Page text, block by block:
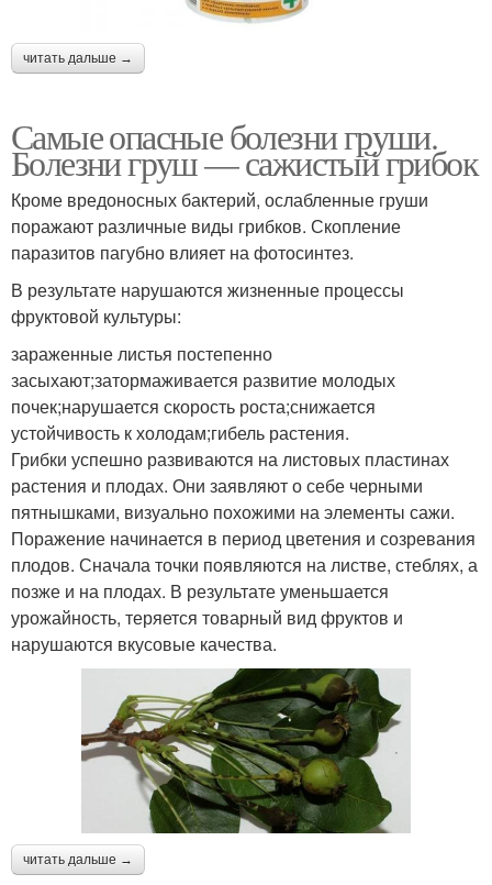
читать дальше →
Самые опасные болезни груши.
Болезни груш — сажистый грибок
Кроме вредоносных бактерий, ослабленные груши
поражают различные виды грибков. Скопление
паразитов пагубно влияет на фотосинтез.
В результате нарушаются жизненные процессы
фруктовой культуры:
зараженные листья постепенно
засыхают;затормаживается развитие молодых
почек;нарушается скорость роста;снижается
устойчивость к холодам;гибель растения.
Грибки успешно развиваются на листовых пластинах
растения и плодах. Они заявляют о себе черными
пятнышками, визуально похожими на элементы сажи.
Поражение начинается в период цветения и созревания
плодов. Сначала точки появляются на листве, стеблях, а
позже и на плодах. В результате уменьшается
урожайность, теряется товарный вид фруктов и
нарушаются вкусовые качества.
читать дальше →